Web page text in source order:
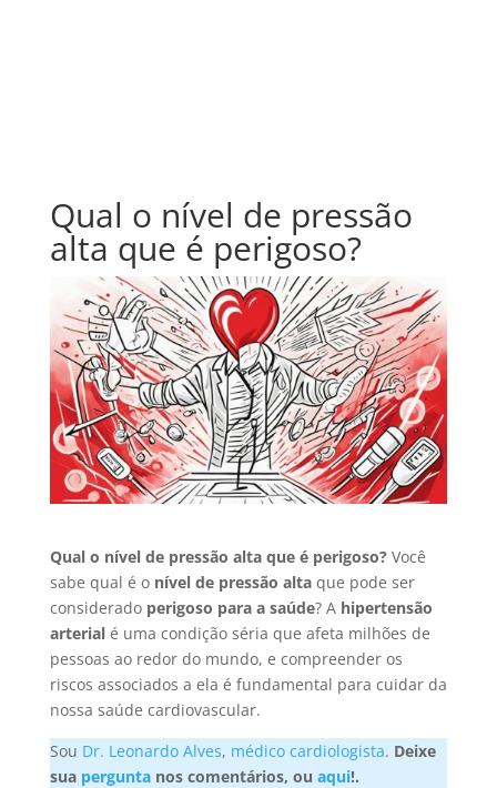
Qual o nível de pressão
alta que é perigoso?
Qual o nível de pressão alta que é perigoso? Você
sabe qual é o nível de pressão altaque pode ser
considerado perigoso para a saúde? A hipertensão
arterialé uma condição séria que afeta milhões de
pessoas ao redor do mundo, e compreender os
riscos associados a ela é fundamental para cuidar da
nossa saúde cardiovascular.
Sou Dr. Leonardo Alves, médico cardiologista. Deixe
sua perguntanos comentários, ou aqui!.